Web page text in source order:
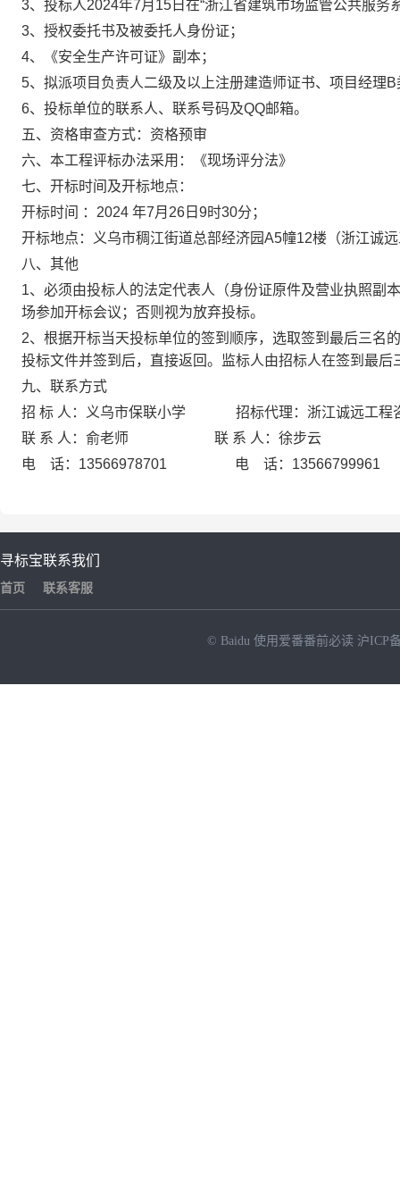
3、投标人2024年7月15日在“浙江省建筑市场监管公共服务
3、授权委托书及被委托人身份证；
4、《安全生产许可证》副本；
5、拟派项目负责人二级及以上注册建造师证书、项目经理
6、投标单位的联系人、联系号码及QQ邮箱。
五、资格审查方式：资格预审
六、本工程评标办法采用：《现场评分法》
七、开标时间及开标地点：
开标时间 ：2024 年7月26日9时30分；
开标地点：义乌市稠江街道总部经济园A5幢12楼（浙江诚
八、其他
1、必须由投标人的法定代表人（身份证原件及营业执照副
场参加开标会议；否则视为放弃投标。
2、根据开标当天投标单位的签到顺序，选取签到最后三名
投标文件并签到后，直接返回。监标人由招标人在签到最后
九、联系方式
招 标 人：义乌市保联小学 招标代理：浙江诚远工程
联 系 人：俞老师 联 系 人：徐步云
电 话：13566978701 电 话：13566799961
寻标宝
首页
联系我们
联系客服
© Baidu 使用爱番番前必读 沪ICP